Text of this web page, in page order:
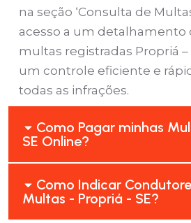
na seção ‘Consulta de
acesso a um detalhamento
multas registradas Propriá
um controle eficiente e
todas as infrações.
Como Pagar minhas
SE Online?
Como Indicar
Multas - Propriá - SE?